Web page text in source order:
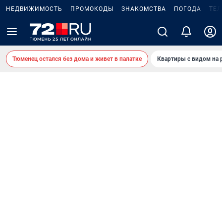
НЕДВИЖИМОСТЬ ПРОМОКОДЫ ЗНАКОМСТВА ПОГОДА
Тюменец остался без дома и живет в палатке Квартиры с видом на